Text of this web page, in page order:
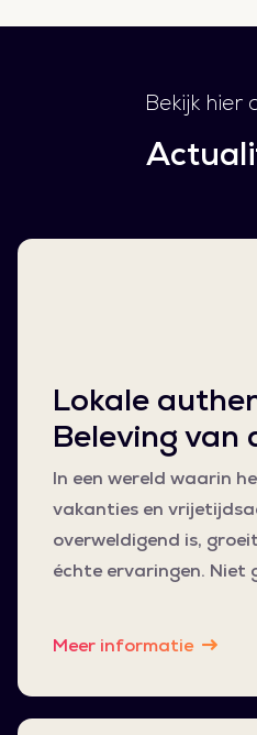
Bekijk hier
Lokale
Beleving van
In een wereld waarin
vakanties en
overweldigend is,
échte ervaringen. Niet
Meer informatie